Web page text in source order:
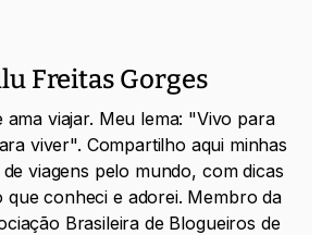
Freitas Gorges
ama viajar. Meu lema: "Vivo para
viver". Compartilho aqui minhas
viagens pelo mundo, com dicas
que conheci e adorei. Membro da
Brasileira de Blogueiros de